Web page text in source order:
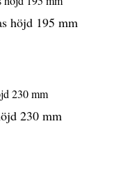
höjd 195 mm
230 mm